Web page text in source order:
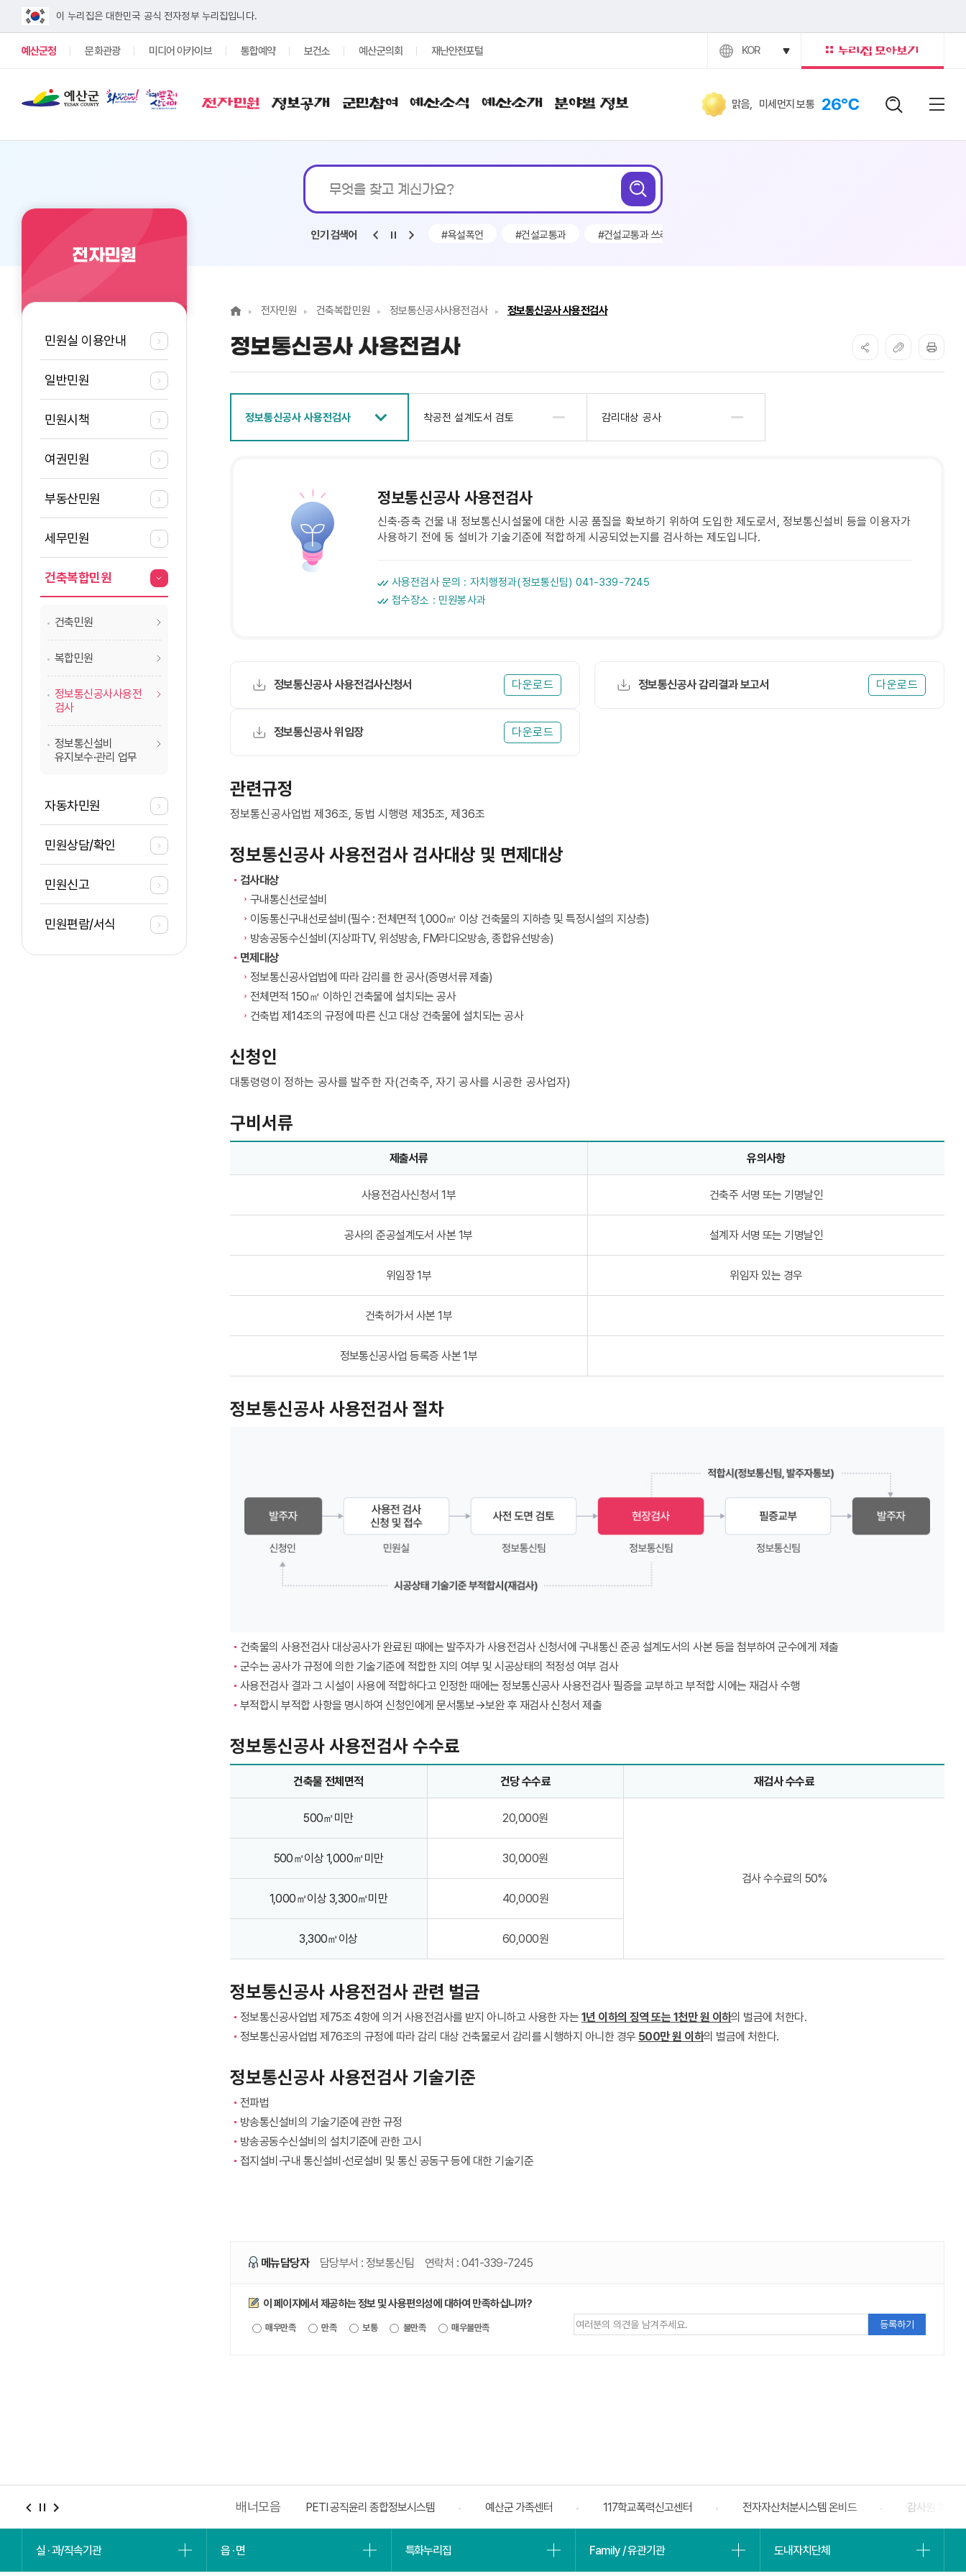
이 누리집은 대한민국 공식 전자정부 누리집입니다.
예산군청 문화관광 미디어 아카이브 통합예약 보건소 예산군의회 재난안전포털 KOR
맑음, 미세먼지 보통 26℃
검색어
전자민원 정보공개 군민참여 예산소식 예산소개 분야별 정보
통합검색
계신가요?
검색
인기 검색어
#채용 #전기차 보조금 #욕설폭언 #건설교통과 #건설교통과 쓰레기
전자민원
민원실 이용안내
일반민원
민원시책
여권민원
부동산민원
세무민원
건축복합민원
건축민원
복합민원
정보통신공사사용전
검사
정보통신설비
유지보수·관리 업무
자동차민원
민원상담/확인
민원신고
민원편람/서식
전자민원 건축복합민원 정보통신공사사용전검사 정보통신공사 사용전검사
정보통신공사 사용전검사
정보통신공사 사용전검사 착공전 설계도서 검토 감리대상 공사
정보통신공사 사용전검사
신축·증축 건물 내 정보통신시설물에 대한 시공 품질을 확보하기 위하여 도입한 제도로서, 정보통신설비 등을 이용자가
사용하기 전에 동 설비가 기술기준에 적합하게 시공되었는지를 검사하는 제도입니다.
사용전검사 문의 : 자치행정과(정보통신팀) 041-339-7245
접수장소 : 민원봉사과
정보통신공사 사용전검사신청서 다운로드 정보통신공사 감리결과 보고서 다운로드
정보통신공사 위임장 다운로드
관련규정
정보통신공사업법 제36조, 동법 시행령 제35조, 제36조
정보통신공사 사용전검사 검사대상 및 면제대상
검사대상
구내통신선로설비
이동통신구내선로설비(필수 : 전체면적 1,000㎡ 이상 건축물의 지하층 및 특정시설의 지상층)
방송공동수신설비(지상파TV, 위성방송, FM라디오방송, 종합유선방송)
면제대상
정보통신공사업법에 따라 감리를 한 공사(증명서류 제출)
전체면적 150㎡ 이하인 건축물에 설치되는 공사
건축법 제14조의 규정에 따른 신고 대상 건축물에 설치되는 공사
신청인
대통령령이 정하는 공사를 발주한 자(건축주, 자기 공사를 시공한 공사업자)
구비서류
정보통신공사 사용전검사 구비서류 - 제출서류, 유의사항 정보제공
제출서류 유의사항
사용전검사신청서 1부 건축주 서명 또는 기명날인
공사의 준공설계도서 사본 1부 설계자 서명 또는 기명날인
위임장 1부 위임자 있는 경우
건축허가서 사본 1부
정보통신공사업 등록증 사본 1부
정보통신공사 사용전검사 절차
는
민원실을
통해
사용전검사
및
접수를
이를
정보통신팀에서
사전도면검토를
시행합니다.
정보통신팀
현장검사를
하고,
시공상태
기술기준
부적합
재검사를
발주자에게
재요청합니다.
적합
시에는
건축물의 사용전검사 대상공사가 완료된 때에는 발주자가 사용전검사 신청서에 구내통신 준공 설계도서의 사본 등을 첨부하여 군수에게 제출
군수는 공사가 규정에 의한 기술기준에 적합한 지의 여부 및 시공상태의 적정성 여부 검사
사용전검사 결과 그 시설이 사용에 적합하다고 인정한 때에는 정보통신공사 사용전검사 필증을 교부하고 부적합 시에는 재검사 수행
부적합시 부적합 사항을 명시하여 신청인에게 문서통보→보완 후 재검사 신청서 제출
정보통신공사 사용전검사 수수료
정보통신공사 사용전검사 수수료 - 건축물 전체면적, 건당 수수료, 재검사 수수료 정보제공
건축물 전체면적 건당 수수료 재검사 수수료
500㎡미만 20,000원
검사 수수료의 50%
500㎡이상 1,000㎡미만 30,000원
1,000㎡이상 3,300㎡미만 40,000원
3,300㎡이상 60,000원
정보통신공사 사용전검사 관련 벌금
정보통신공사업법 제75조 4항에 의거 사용전검사를 받지 아니하고 사용한 자는 1년 이하의 징역 또는 1천만 원 이하의 벌금에 처한다.
정보통신공사업법 제76조의 규정에 따라 감리 대상 건축물로서 감리를 시행하지 아니한 경우 500만 원 이하의 벌금에 처한다.
정보통신공사 사용전검사 기술기준
전파법
방송통신설비의 기술기준에 관한 규정
방송공동수신설비의 설치기준에 관한 고시
접지설비·구내 통신설비·선로설비 및 통신 공동구 등에 대한 기술기준
메뉴담당자 담당부서 : 정보통신팀 연락처 : 041-339-7245
만족도조사
이 페이지에서 제공하는 정보 및 사용편의성에 대하여 만족하십니까?
매우만족 만족 보통 불만족 매우불만족
슬
배너모음
충남청년포털 2027 충청권 하계세계대학경기대회 PETI 공직윤리 종합정보시스템 예산군 가족센터 117학교폭력신고센터 전자자산처분시스템 온비드 감사원 188
실 · 과/직속기관 읍 · 면 특화누리집 Family / 유관기관 도내자치단체